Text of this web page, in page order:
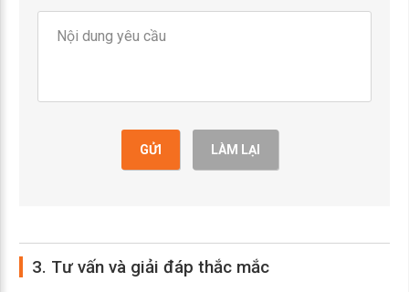
GỬI LÀM LẠI
3. Tư vấn và giải đáp thắc mắc